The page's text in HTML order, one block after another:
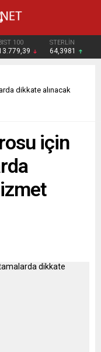
100 STERLİN
64,3981
dikkate alınacak
için